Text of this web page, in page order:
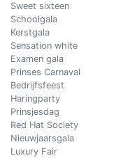
Sweet sixteen
Schoolgala
Kerstgala
Sensation white
Examen gala
Prinses Carnaval
Bedrijfsfeest
Haringparty
Prinsjesdag
Red Hat Society
Nieuwjaarsgala
Luxury Fair